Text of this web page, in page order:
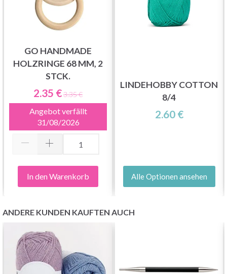
GO HANDMADE
HOLZRINGE 68 MM, 2
STCK.
2.35 €3.35 €
Angebot verfällt
31/08/2026
In den Warenkorb
LINDEHOBBY COTTON
8/4
2.60 €
Alle Optionen ansehen
ANDERE KUNDEN KAUFTEN AUCH